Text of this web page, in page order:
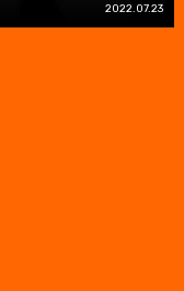
2022.07.23